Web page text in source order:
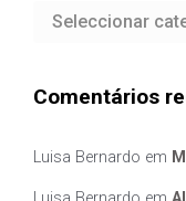
Categorias
Comentários
Luisa Bernardo em